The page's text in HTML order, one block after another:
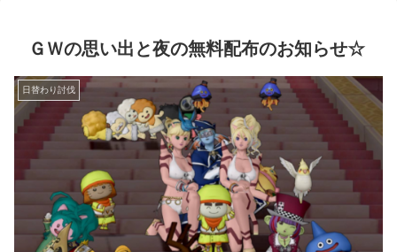
ＧＷの思い出と夜の無料配布のお知らせ☆
日替わり討伐